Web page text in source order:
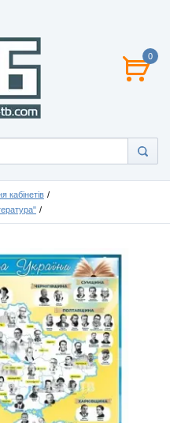
0
кабінетів